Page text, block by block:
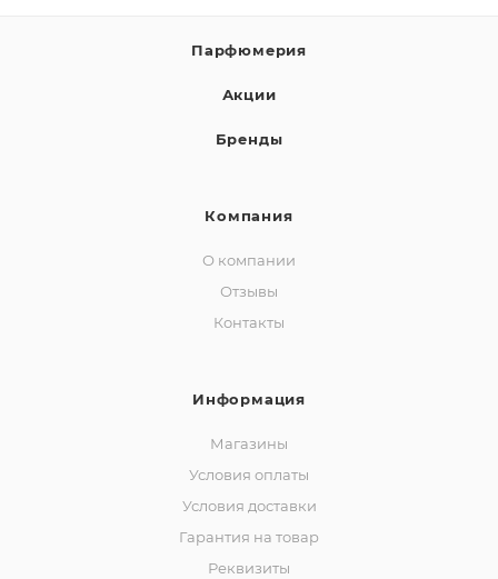
Парфюмерия
Акции
Бренды
Компания
О компании
Отзывы
Контакты
Информация
Магазины
Условия оплаты
Условия доставки
Гарантия на товар
Реквизиты